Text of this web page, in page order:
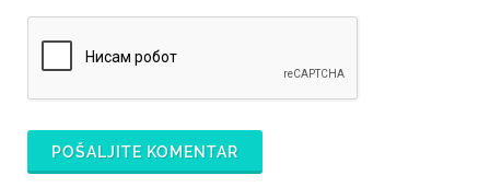
POŠALJITE KOMENTAR